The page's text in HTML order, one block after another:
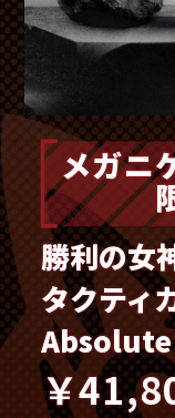
メガニ
勝利の女
タクティ
Absolute
￥